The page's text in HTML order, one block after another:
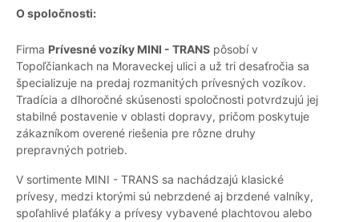
O spoločnosti:
Firma Prívesné vozíky MINI - TRANS pôsobí v
Topoľčiankach na Moraveckej ulici a už tri desaťročia sa
špecializuje na predaj rozmanitých prívesných vozíkov.
Tradícia a dlhoročné skúsenosti spoločnosti potvrdzujú jej
stabilné postavenie v oblasti dopravy, pričom poskytuje
zákazníkom overené riešenia pre rôzne druhy
prepravných potrieb.
V sortimente MINI - TRANS sa nachádzajú klasické
prívesy, medzi ktorými sú nebrzdené aj brzdené valníky,
spoľahlivé plaťáky a prívesy vybavené plachtovou alebo